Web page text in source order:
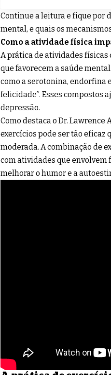
Continue a leitura e fique por
mental, e quais os
Como a atividade física
A prática de atividades
que favorecem a saúde
como a serotonina, endorfina
felicidade”. Esses compostos
depressão.
Como destaca o Dr.
exercícios pode ser tão eficaz
moderada. A combinação de
com atividades que envolvem
melhorar o humor e a